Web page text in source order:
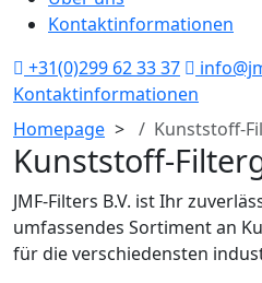
Kontaktinformationen
+31(0)299 62 33 37
Kontaktinformationen
Homepage
Kunststoff-
Kunststoff-
JMF-Filters B.V. ist Ihr
umfassendes Sortiment an
für die verschiedensten